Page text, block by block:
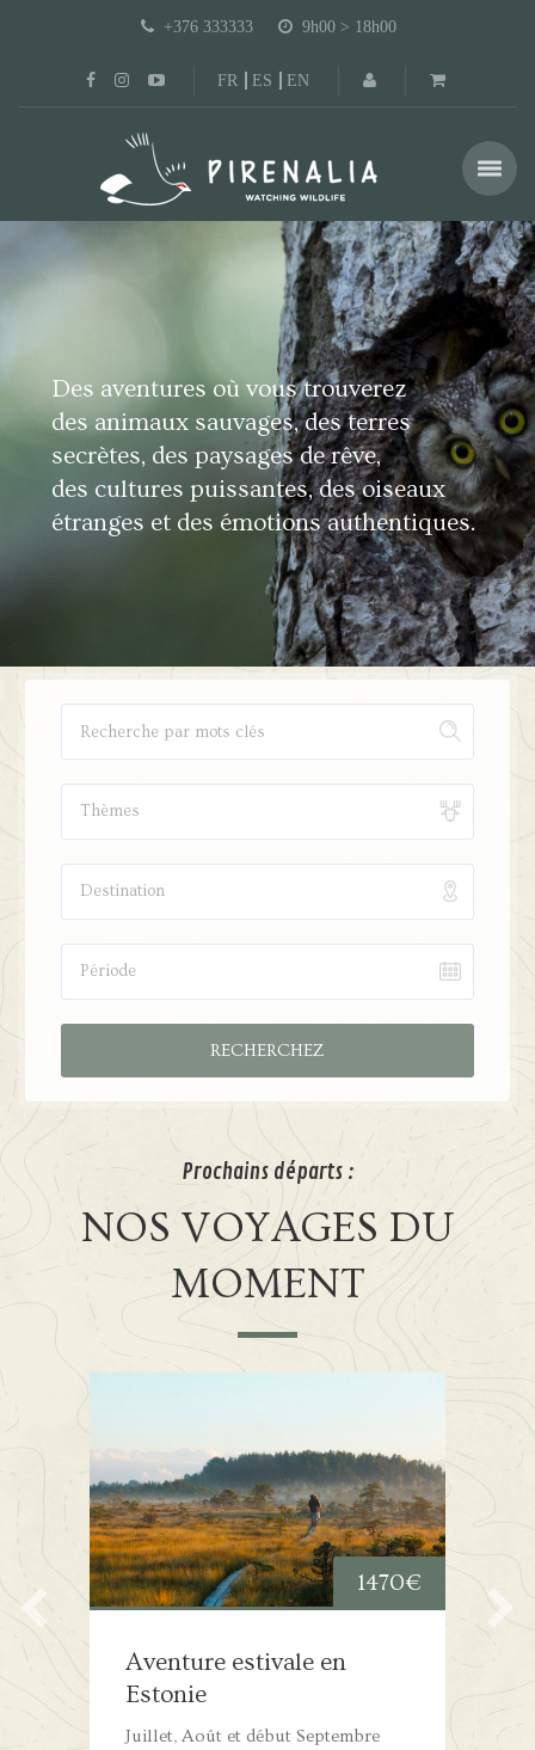
+376 333333 9h00 > 18h00
FR ES EN
Des aventures où vous trouverez
des animaux sauvages, des terres
secrètes, des paysages de rêve,
des cultures puissantes, des oiseaux
étranges et des émotions authentiques.
Thèmes
Destination
Période
RECHERCHEZ
Prochains départs :
NOS VOYAGES DU
MOMENT
1470€
Aventure estivale en
Estonie
Juillet, Août et début Septembre